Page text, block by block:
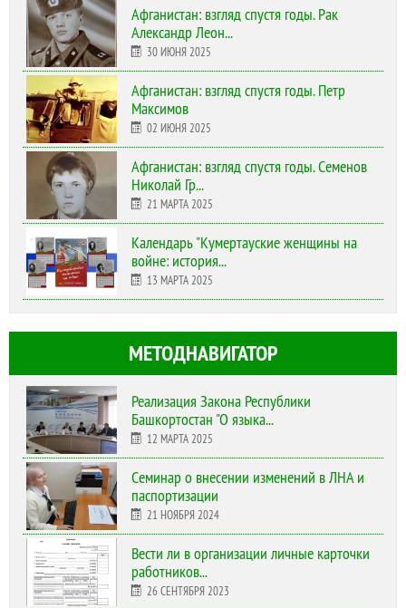
Афганистан: взгляд спустя годы. Рак
Александр Леон...
30 ИЮНЯ 2025
Афганистан: взгляд спустя годы. Петр
Максимов
02 ИЮНЯ 2025
Афганистан: взгляд спустя годы. Семенов
Николай Гр...
21 МАРТА 2025
Календарь "Кумертауские женщины на
войне: история...
13 МАРТА 2025
МЕТОДНАВИГАТОР
Реализация Закона Республики
Башкортостан "О языка...
12 МАРТА 2025
Cеминар о внесении изменений в ЛНА и
паспортизации
21 НОЯБРЯ 2024
Вести ли в организации личные карточки
работников...
26 СЕНТЯБРЯ 2023